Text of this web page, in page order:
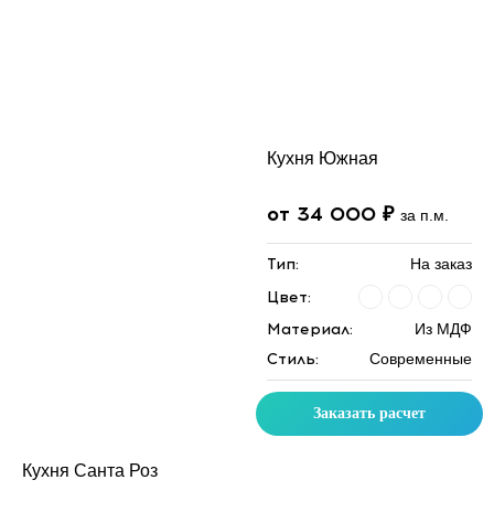
Кухня Санта Роз
Кухня Южная
от 34 000 ₽ за п.м.
Тип: На заказ
Цвет:
Материал:
Из МДФ
Стиль: Современные
Заказать расчет